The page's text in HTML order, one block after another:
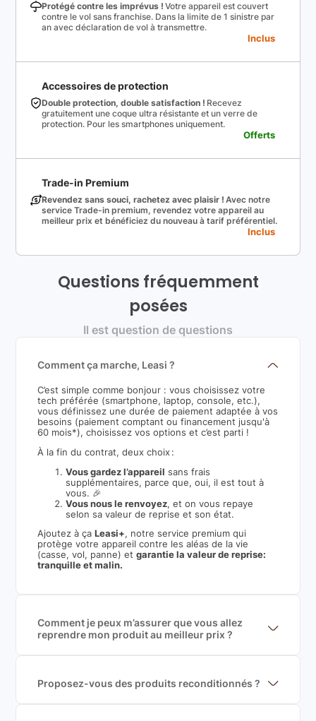
Protégé contre les imprévus ! Votre appareil est couvert
contre le vol sans franchise. Dans la limite de 1 sinistre par
an avec déclaration de vol à transmettre.
Inclus
Accessoires de protection
Double protection, double satisfaction ! Recevez
gratuitement une coque ultra résistante et un verre de
protection. Pour les smartphones uniquement.
Offerts
Trade-in Premium
Revendez sans souci, rachetez avec plaisir ! Avec notre
service Trade-in premium, revendez votre appareil au
meilleur prix et bénéficiez du nouveau à tarif préférentiel.
Inclus
Questions fréquemment
posées
Il est question de questions
Comment ça marche, Leasi ?
C’est simple comme bonjour : vous choisissez votre
tech préférée (smartphone, laptop, console, etc.),
vous définissez une durée de paiement adaptée à vos
besoins (paiement comptant ou financement jusqu'à
60 mois*), choisissez vos options et c’est parti !
À la fin du contrat, deux choix :
Vous gardez l’appareil sans frais
supplémentaires, parce que, oui, il est tout à
vous. 🎉
Vous nous le renvoyez, et on vous repaye
selon sa valeur de reprise et son état.
Ajoutez à ça Leasi+, notre service premium qui
protège votre appareil contre les aléas de la vie
(casse, vol, panne) etgarantie la valeur de reprise:
tranquille et malin.
Comment je peux m’assurer que vous allez
reprendre mon produit au meilleur prix ?
garantir le meilleur prix de rachat. De plus, nous
sommes rémunéré à la commission sur la valeur de
Proposez-vous des produits reconditionnés ?